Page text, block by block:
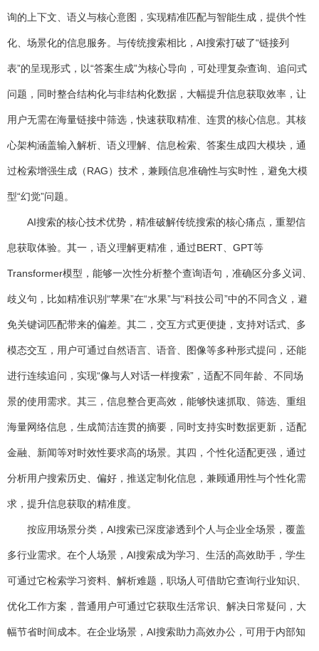
询的上下文、语义与核心意图，实现精准匹配与智能生成，提供个性
化、场景化的信息服务。与传统搜索相比，AI搜索打破了“链接列
表”的呈现形式，以“答案生成”为核心导向，可处理复杂查询、追问式
问题，同时整合结构化与非结构化数据，大幅提升信息获取效率，让
用户无需在海量链接中筛选，快速获取精准、连贯的核心信息。其核
心架构涵盖输入解析、语义理解、信息检索、答案生成四大模块，通
过检索增强生成（RAG）技术，兼顾信息准确性与实时性，避免大模
型“幻觉”问题。
AI搜索的核心技术优势，精准破解传统搜索的核心痛点，重塑信
息获取体验。其一，语义理解更精准，通过BERT、GPT等
Transformer模型，能够一次性分析整个查询语句，准确区分多义词、
歧义句，比如精准识别“苹果”在“水果”与“科技公司”中的不同含义，避
免关键词匹配带来的偏差。其二，交互方式更便捷，支持对话式、多
模态交互，用户可通过自然语言、语音、图像等多种形式提问，还能
进行连续追问，实现“像与人对话一样搜索”，适配不同年龄、不同场
景的使用需求。其三，信息整合更高效，能够快速抓取、筛选、重组
海量网络信息，生成简洁连贯的摘要，同时支持实时数据更新，适配
金融、新闻等对时效性要求高的场景。其四，个性化适配更强，通过
分析用户搜索历史、偏好，推送定制化信息，兼顾通用性与个性化需
求，提升信息获取的精准度。
按应用场景分类，AI搜索已深度渗透到个人与企业全场景，覆盖
多行业需求。在个人场景，AI搜索成为学习、生活的高效助手，学生
可通过它检索学习资料、解析难题，职场人可借助它查询行业知识、
优化工作方案，普通用户可通过它获取生活常识、解决日常疑问，大
幅节省时间成本。在企业场景，AI搜索助力高效办公，可用于内部知